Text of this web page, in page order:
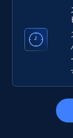
Account,
business
verified, and